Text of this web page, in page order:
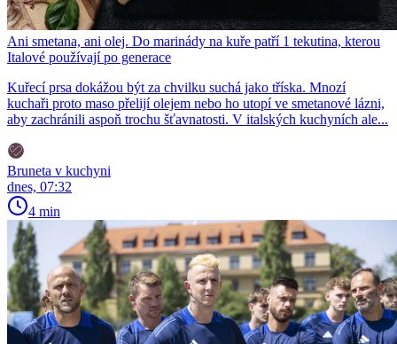
Ani smetana, ani olej. Do marinády na kuře patří 1 tekutina, kterou
Italové používají po generace
Kuřecí prsa dokážou být za chvilku suchá jako tříska. Mnozí
kuchaři proto maso přelijí olejem nebo ho utopí ve smetanové lázni,
aby zachránili aspoň trochu šťavnatosti. V italských kuchyních ale...
Bruneta v kuchyni
dnes, 07:32
4 min